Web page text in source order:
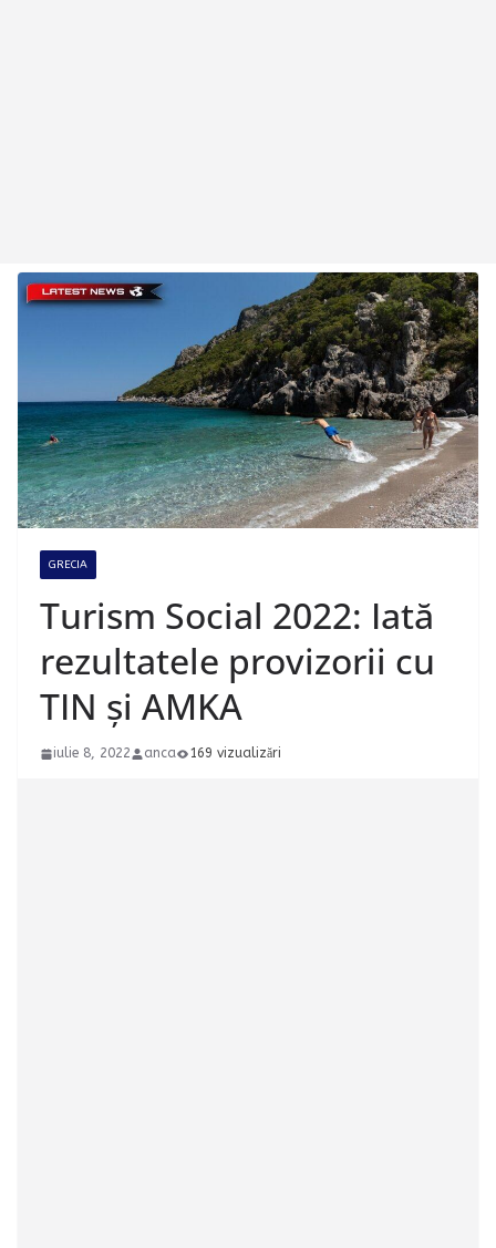
GRECIA
Turism Social 2022: Iată
rezultatele provizorii cu
TIN și AMKA
iulie 8, 2022 anca 169 vizualizări